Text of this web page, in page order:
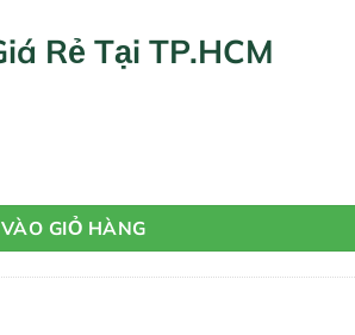
Rẻ Tại TP.HCM
GIỎ HÀNG